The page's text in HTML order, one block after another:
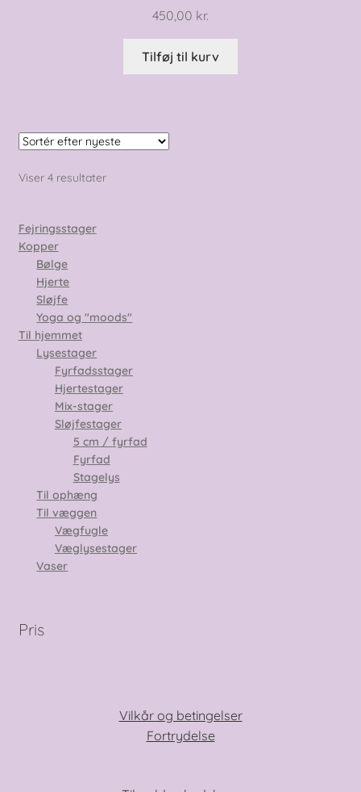
450,00 kr.
Tilføj til kurv
Viser 4 resultaterSorteret
Fejringsstager
Kopper
Bølge
Hjerte
Sløjfe
Yoga og "moods"
Til hjemmet
Lysestager
Fyrfadsstager
Hjertestager
Mix-stager
Sløjfestager
5 cm / fyrfad
Fyrfad
Stagelys
Til ophæng
Til væggen
Vægfugle
Væglysestager
Vaser
Pris
Vilkår og betingelser
Fortrydelse